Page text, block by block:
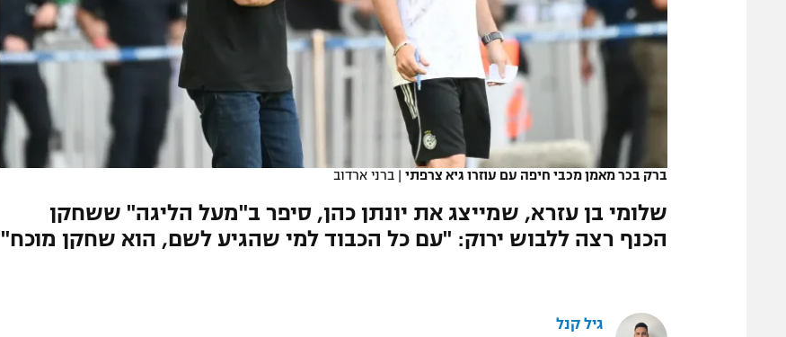
תקנון פעילות ספורט 1
רשיון להקרנה פומבית לבית עסק
הצטרפות לחבילת הערוצים
ברק בכר מאמן מכבי חיפה עם עוזרו גיא צרפתי | ברני ארדוב
שלומי בן עזרא, שמייצג את יונתן כהן, סיפר ב"מעל הליגה" ששחקן
הכנף רצה ללבוש ירוק: "עם כל הכבוד למי שהגיע לשם, הוא שחקן מוכח"
גיל קנל